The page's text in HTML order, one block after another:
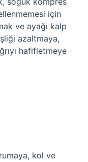
için
ve ayağı kalp
azaltmaya,
hafifletmeye
kol ve